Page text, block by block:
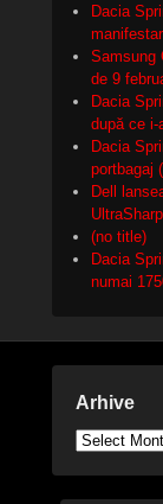
Dacia
Samsung
de 9
Dacia
după ce i-
Dacia
portbagaj
Dell
UltraSharp
(no title)
Dacia
numai
Arhive
Arhive